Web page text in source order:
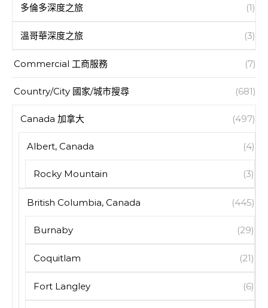
多倫多深度之旅 (1)
溫哥華深度之旅 (3)
Commercial 工商服務 (7)
Country/City 國家/城市搜尋 (681)
Canada 加拿大 (497)
Albert, Canada (4)
Rocky Mountain (3)
British Columbia, Canada (445)
Burnaby (29)
Coquitlam (21)
Fort Langley (6)